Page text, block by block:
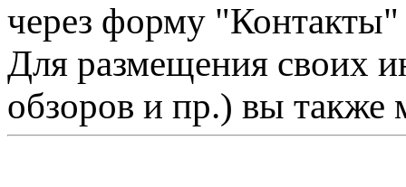
через форму "Контакты"
Для размещения своих
обзоров и пр.) вы также